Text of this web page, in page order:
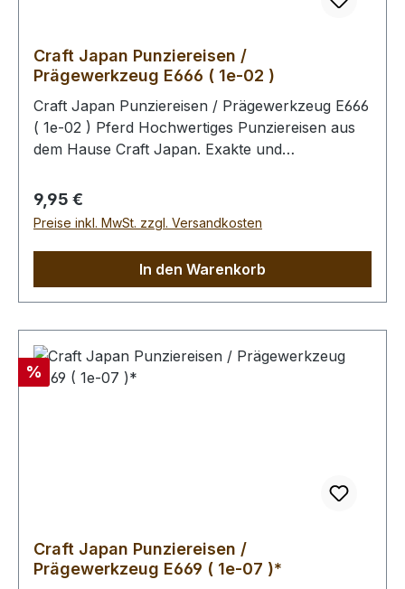
Craft Japan Punziereisen /
Prägewerkzeug E666 ( 1e-02 )
Craft Japan Punziereisen / Prägewerkzeug E666
( 1e-02 ) Pferd Hochwertiges Punziereisen aus
dem Hause Craft Japan. Exakte und
Punziereisen aus. Abmessungen: Breite: 13,9
mm, Länge: 17 mm Zum Punzieren des Leders
bitte die Oberfläche mit einem Schwamm und
muss saugfähig sein). Im Anschluss kann das
Leder gefärbt werden. Unabhängig davon, ob
abschliessend die Oberfläche mit unserem Leder
- Pflege - Finish zu behandeln (Oberfläche wird
schmutz- und wasserabweisend). Bitte benutzen
Regulärer Preis:
9,95 €
Preise inkl. MwSt. zzgl. Versandkosten
In den Warenkorb
Rabatt
%
Craft Japan Punziereisen /
Prägewerkzeug E669 ( 1e-07 )*